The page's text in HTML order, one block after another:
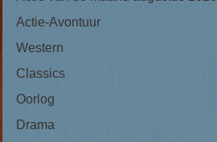
Actie-Avontuur
Western
Classics
Oorlog
Drama